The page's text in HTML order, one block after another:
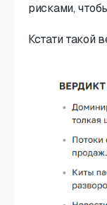
рисками,
Кстати такой